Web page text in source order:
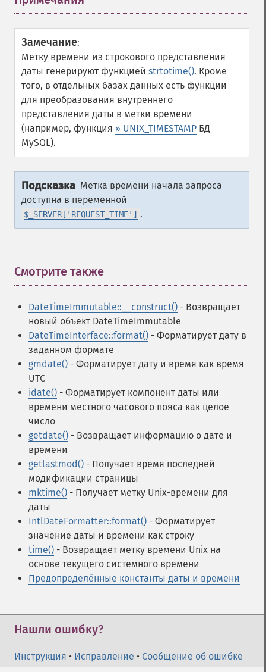
Замечание:
Метку времени из строкового представления
даты генерируют функцией strtotime(). Кроме
того, в отдельных базах данных есть функции
для преобразования внутреннего
представления даты в метки времени
(например, функция » UNIX_TIMESTAMP БД
MySQL).
Подсказка Метка времени начала запроса
доступна в переменной
$_SERVER['REQUEST_TIME'] .
Смотрите также
DateTimeImmutable::__construct() - Возвращает
новый объект DateTimeImmutable
DateTimeInterface::format() - Форматирует дату в
заданном формате
gmdate() - Форматирует дату и время как время
UTC
idate() - Форматирует компонент даты или
времени местного часового пояса как целое
число
getdate() - Возвращает информацию о дате и
времени
getlastmod() - Получает время последней
модификации страницы
mktime() - Получает метку Unix-времени для
даты
IntlDateFormatter::format() - Форматирует
значение даты и времени как строку
time() - Возвращает метку времени Unix на
основе текущего системного времени
Предопределённые константы даты и времени
Нашли ошибку?
Инструкция • Исправление • Сообщение об ошибке